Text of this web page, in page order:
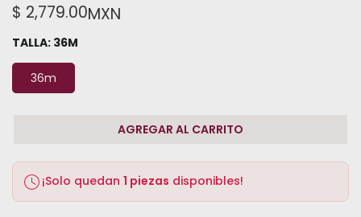
$ 2,779.00MXN
TALLA: 36M
36m
AGREGAR AL CARRITO
¡Solo quedan 1 piezas disponibles!